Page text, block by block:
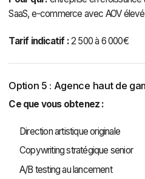
SaaS, e-commerce avec AOV élevé
Tarif indicatif :2 500 à 6 000€
Option 5 : Agence haut de
Ce que vous obtenez :
Direction artistique originale
Copywriting stratégique senior
A/B testing au lancement